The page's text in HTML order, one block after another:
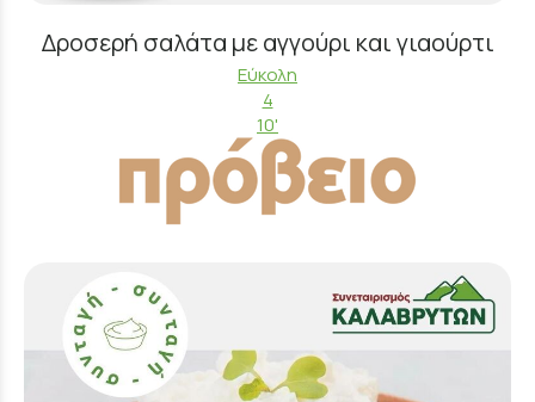
Δροσερή σαλάτα με αγγούρι και γιαούρτι
Εύκολη
4
10'